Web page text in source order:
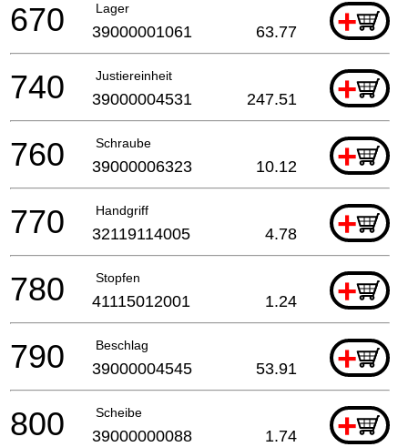
Lager +
670 39000001061 63.77
Justiereinheit +
740 39000004531 247.51
Schraube +
760 39000006323 10.12
Handgriff +
770 32119114005 4.78
Stopfen +
780 41115012001 1.24
Beschlag +
790 39000004545 53.91
Scheibe +
800 39000000088 1.74